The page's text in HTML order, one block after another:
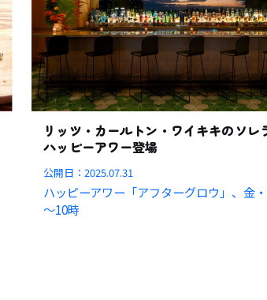
リッツ・カールトン・ワイキキのソレ
ハッピーアワー登場
公開日：2025.07.31
ハッピーアワー「アフターグロウ」、金
～10時